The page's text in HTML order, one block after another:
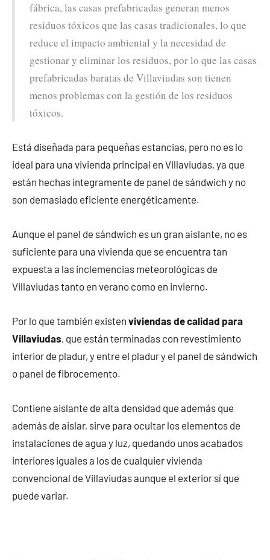
fábrica, las casas prefabricadas generan menos
residuos tóxicos que las casas tradicionales, lo que
reduce el impacto ambiental y la necesidad de
gestionar y eliminar los residuos, por lo que las casas
prefabricadas baratas de Villaviudas son tienen
menos problemas con la gestión de los residuos
tóxicos.
Está diseñada para pequeñas estancias, pero no es lo
ideal para una vivienda principal en Villaviudas, ya que
están hechas íntegramente de panel de sándwich y no
son demasiado eficiente energéticamente.
Aunque el panel de sándwich es un gran aislante, no es
suficiente para una vivienda que se encuentra tan
expuesta a las inclemencias meteorológicas de
Villaviudas tanto en verano como en invierno.
Por lo que también existen viviendas de calidad para
Villaviudas, que están terminadas con revestimiento
interior de pladur, y entre el pladur y el panel de sándwich
o panel de fibrocemento.
Contiene aislante de alta densidad que además que
además de aislar, sirve para ocultar los elementos de
instalaciones de agua y luz, quedando unos acabados
interiores iguales a los de cualquier vivienda
convencional de Villaviudas aunque el exterior sí que
puede variar.